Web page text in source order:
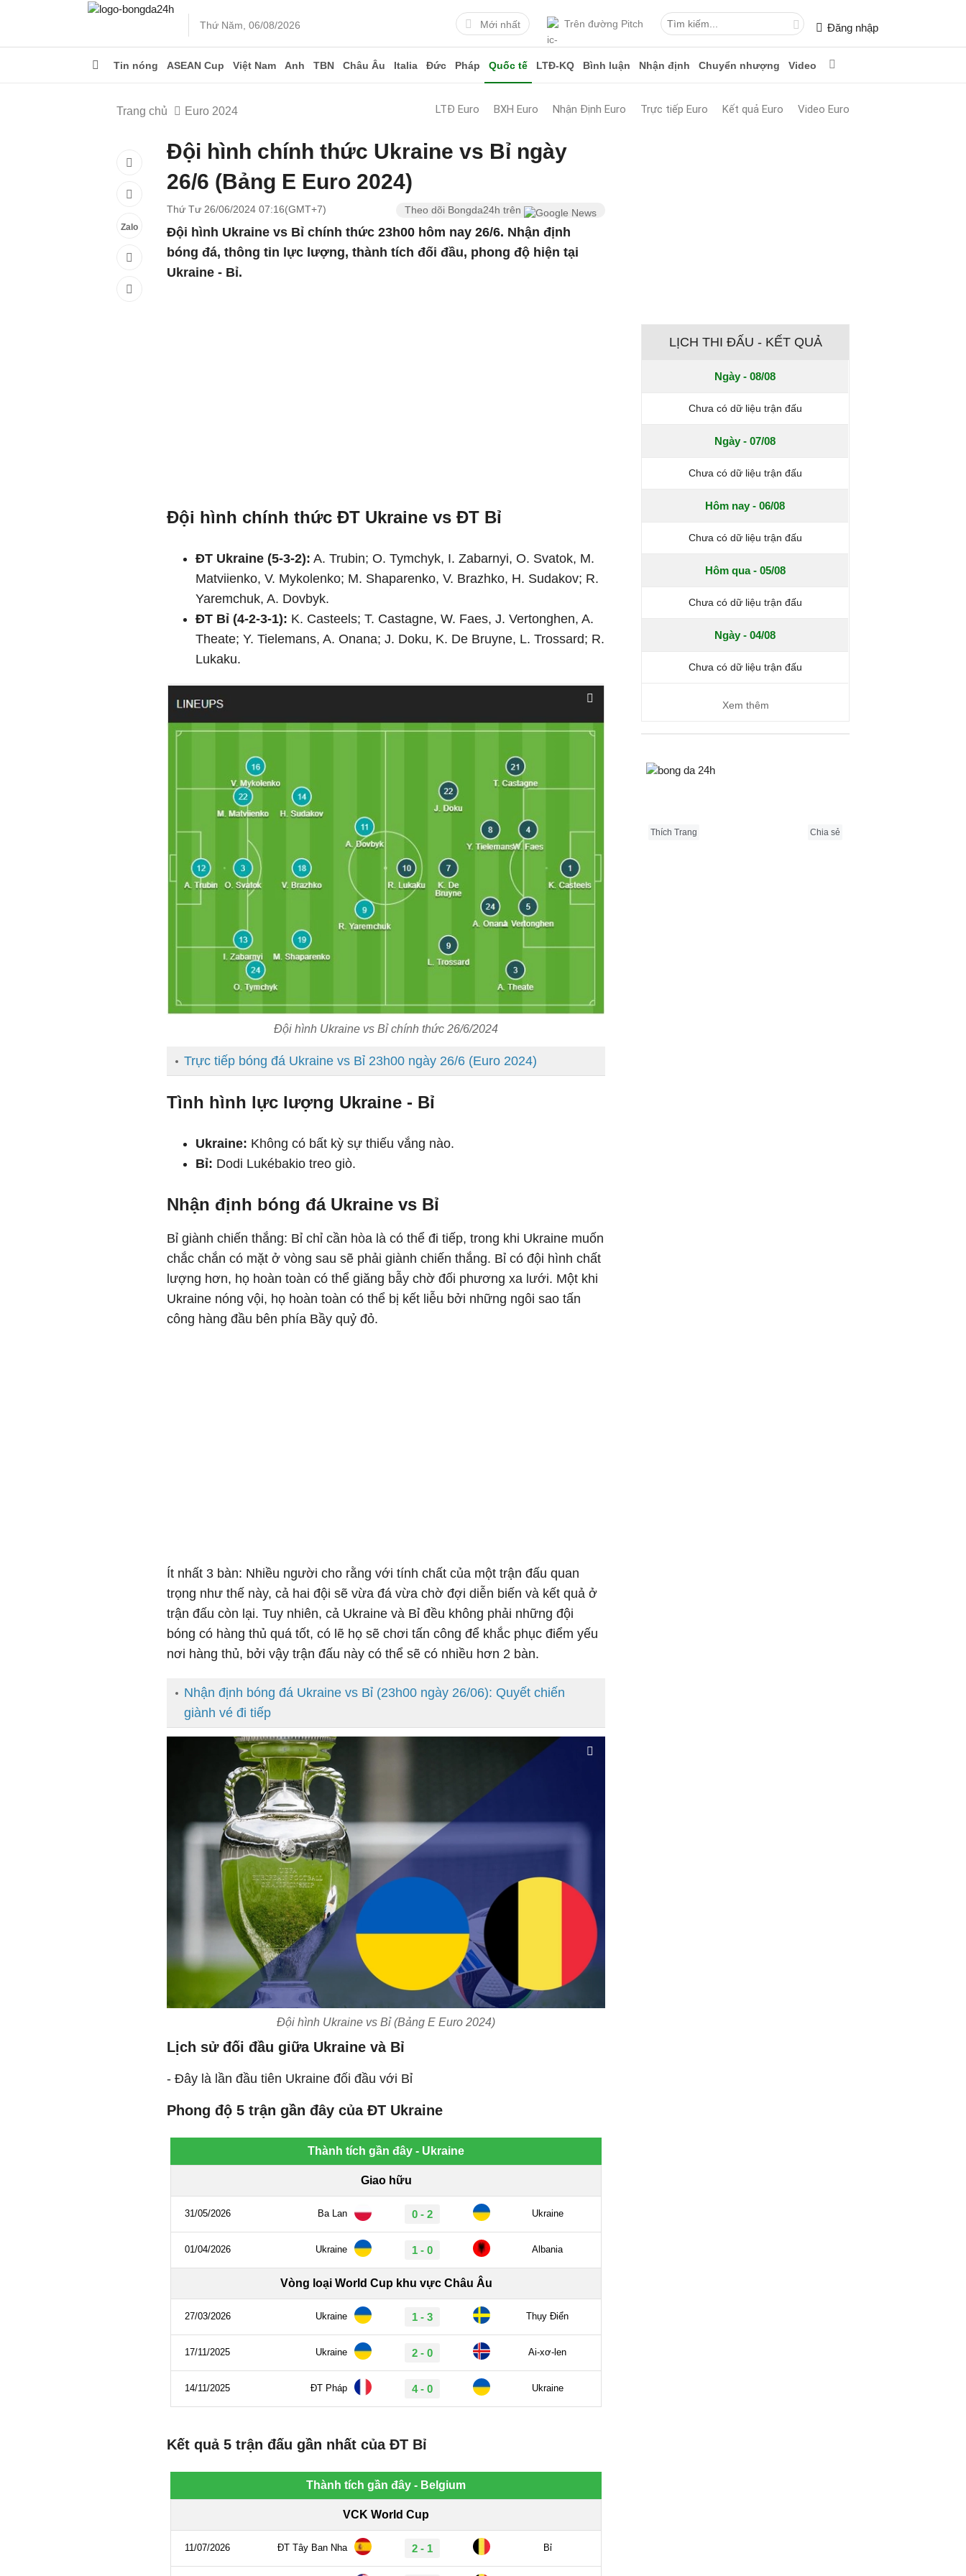
Thứ Năm, 06/08/2026 Mới nhất Trên đường Pitch Đăng nhập
Tin nóng ASEAN Cup Việt Nam Anh TBN Châu Âu Italia Đức Pháp Quốc tế LTĐ-KQ Bình luận Nhận định Chuyển nhượng Video
Trang chủ Euro 2024 LTĐ Euro BXH Euro Nhận Định Euro Trực tiếp Euro Kết quả Euro Video Euro
Zalo
Đội hình chính thức Ukraine vs Bỉ ngày
26/6 (Bảng E Euro 2024)
Thứ Tư 26/06/2024 07:16(GMT+7) Theo dõi Bongda24h trên
Đội hình Ukraine vs Bỉ chính thức 23h00 hôm nay 26/6. Nhận định
bóng đá, thông tin lực lượng, thành tích đối đầu, phong độ hiện tại
Ukraine - Bỉ.
Đội hình chính thức ĐT Ukraine vs ĐT Bỉ
ĐT Ukraine (5-3-2): A. Trubin; O. Tymchyk, I. Zabarnyi, O. Svatok, M.
Matviienko, V. Mykolenko; M. Shaparenko, V. Brazhko, H. Sudakov; R.
Yaremchuk, A. Dovbyk.
ĐT Bỉ (4-2-3-1): K. Casteels; T. Castagne, W. Faes, J. Vertonghen, A.
Theate; Y. Tielemans, A. Onana; J. Doku, K. De Bruyne, L. Trossard; R.
Lukaku.
Đội hình Ukraine vs Bỉ chính thức 26/6/2024
Trực tiếp bóng đá Ukraine vs Bỉ 23h00 ngày 26/6 (Euro 2024)
Tình hình lực lượng Ukraine - Bỉ
Ukraine: Không có bất kỳ sự thiếu vắng nào.
Bỉ: Dodi Lukébakio treo giò.
Nhận định bóng đá Ukraine vs Bỉ
Bỉ giành chiến thắng: Bỉ chỉ cần hòa là có thể đi tiếp, trong khi Ukraine muốn
chắc chắn có mặt ở vòng sau sẽ phải giành chiến thắng. Bỉ có đội hình chất
lượng hơn, họ hoàn toàn có thể giăng bẫy chờ đối phương xa lưới. Một khi
Ukraine nóng vội, họ hoàn toàn có thể bị kết liễu bởi những ngôi sao tấn
công hàng đầu bên phía Bầy quỷ đỏ.
Ít nhất 3 bàn: Nhiều người cho rằng với tính chất của một trận đấu quan
trọng như thế này, cả hai đội sẽ vừa đá vừa chờ đợi diễn biến và kết quả ở
trận đấu còn lại. Tuy nhiên, cả Ukraine và Bỉ đều không phải những đội
bóng có hàng thủ quá tốt, có lẽ họ sẽ chơi tấn công để khắc phục điểm yếu
nơi hàng thủ, bởi vậy trận đấu này có thể sẽ có nhiều hơn 2 bàn.
Nhận định bóng đá Ukraine vs Bỉ (23h00 ngày 26/06): Quyết chiến
giành vé đi tiếp
Đội hình Ukraine vs Bỉ (Bảng E Euro 2024)
Lịch sử đối đầu giữa Ukraine và Bỉ
- Đây là lần đầu tiên Ukraine đối đầu với Bỉ
Phong độ 5 trận gần đây của ĐT Ukraine
Kết quả 5 trận đấu gần nhất của ĐT Bỉ
LỊCH THI ĐẤU - KẾT QUẢ
Ngày - 08/08
Chưa có dữ liệu trận đấu
Ngày - 07/08
Chưa có dữ liệu trận đấu
Hôm nay - 06/08
Chưa có dữ liệu trận đấu
Hôm qua - 05/08
Chưa có dữ liệu trận đấu
Ngày - 04/08
Chưa có dữ liệu trận đấu
Xem thêm
Thích Trang Chia sẻ